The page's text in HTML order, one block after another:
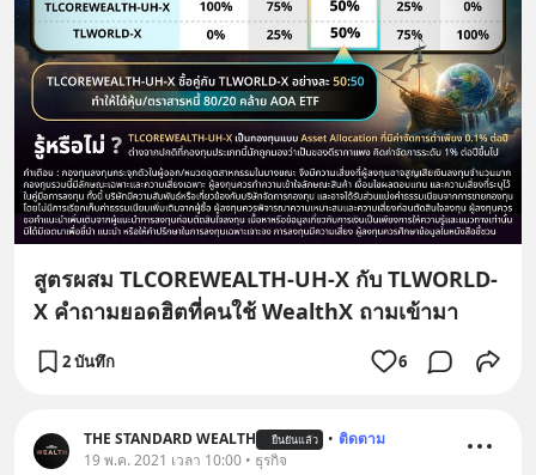
สูตรผสม TLCOREWEALTH-UH-X กับ TLWORLD-
X คำถามยอดฮิตที่คนใช้ WealthX ถามเข้ามา
2 บันทึก 6
THE STANDARD WEALTH ยืนยันแล้ว • ติดตาม
19 พ.ค. 2021 เวลา 10:00 • ธุรกิจ